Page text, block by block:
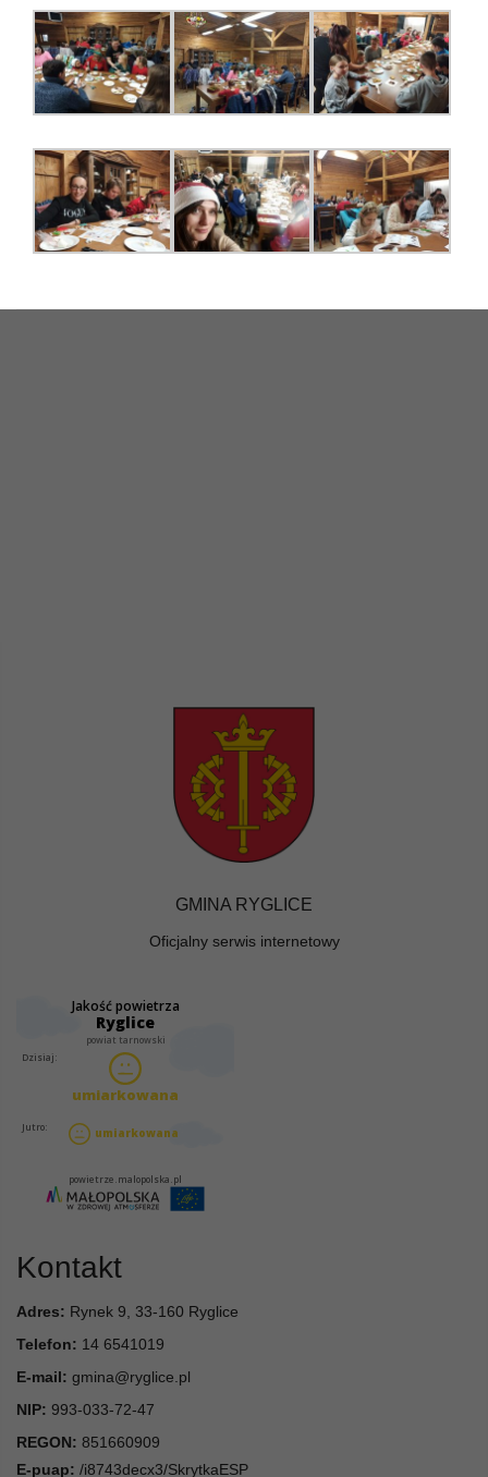
GMINA RYGLICE
Oficjalny serwis internetowy
Kontakt
Adres: Rynek 9, 33-160 Ryglice
Telefon: 14 6541019
E-mail: gmina@ryglice.pl
NIP: 993-033-72-47
REGON: 851660909
E-puap: /i8743decx3/SkrytkaESP